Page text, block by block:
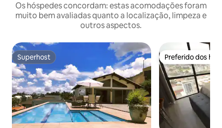
Os hóspedes concordam: estas acomodações foram
muito bem avaliadas quanto a localização, limpeza e
outros aspectos.
Superhost
Superhost Preferido dos
Preferido dos